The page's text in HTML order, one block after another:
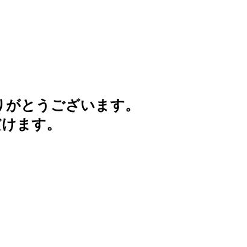
とうございます。
ます。